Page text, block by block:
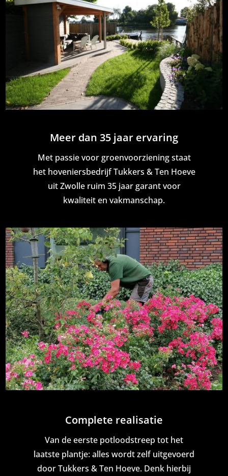
Meer dan 35 jaar ervaring
Met passie voor groenvoorziening staat
het hoveniersbedrijf Tukkers & Ten Hoeve
uit Zwolle ruim 35 jaar garant voor
kwaliteit en vakmanschap.
Complete realisatie
Van de eerste potloodstreep tot het
laatste plantje: alles wordt zelf uitgevoerd
door Tukkers & Ten Hoeve. Denk hierbij